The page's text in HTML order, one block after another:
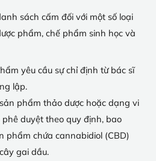
sách cấm đối với một số loại
phẩm, chế phẩm sinh học và
yêu cầu sự chỉ định từ bác sĩ
lập.
phẩm thảo dược hoặc dạng vi
duyệt theo quy định, bao
phẩm chứa cannabidiol (CBD)
gai dầu.